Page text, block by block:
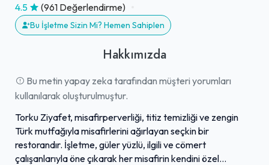
4.5 (961 Değerlendirme)
Bu İşletme Sizin Mi? Hemen Sahiplen
Hakkımızda
Bu metin yapay zeka tarafından müşteri yorumları
kullanılarak oluşturulmuştur.
Torku Ziyafet, misafirperverliği, titiz temizliği ve zengin
Türk mutfağıyla misafirlerini ağırlayan seçkin bir
restorandır. İşletme, güler yüzlü, ilgili ve cömert
çalışanlarıyla öne çıkarak her misafirin kendini özel